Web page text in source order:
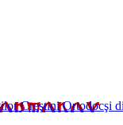
Creştini Ortodocşi